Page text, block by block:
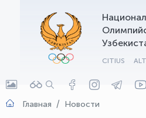
CITIUS
Главная Новости
OLYMPCHIK AI - yordamchi
Онлайн · olympic.uz